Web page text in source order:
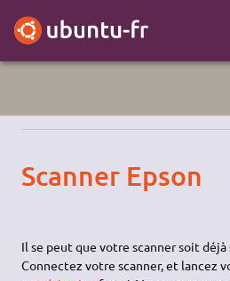
Scanner Epson
Il se peut que votre scanner soit
Connectez votre scanner, et lancez